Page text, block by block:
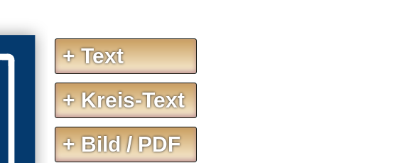
+ Text
+ Kreis-Text
+ Bild / PDF